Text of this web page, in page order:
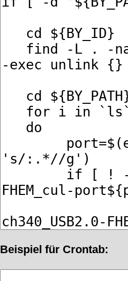
Beispiel für Crontab: